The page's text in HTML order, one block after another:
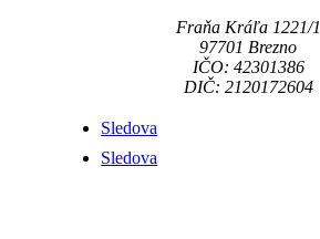
Fraňa Kráľa 1221/1
97701 Brezno
IČO: 42301386
DIČ: 2120172604
Sledova
Sledova